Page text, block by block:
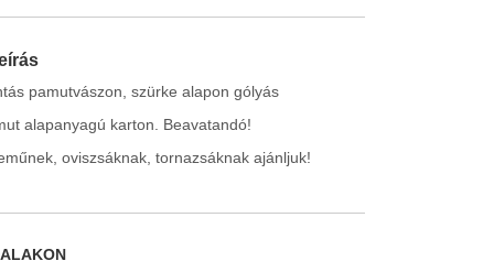
pamutvászon, szürke alapon gólyás
alapanyagú karton. Beavatandó!
oviszsáknak, tornazsáknak ajánljuk!